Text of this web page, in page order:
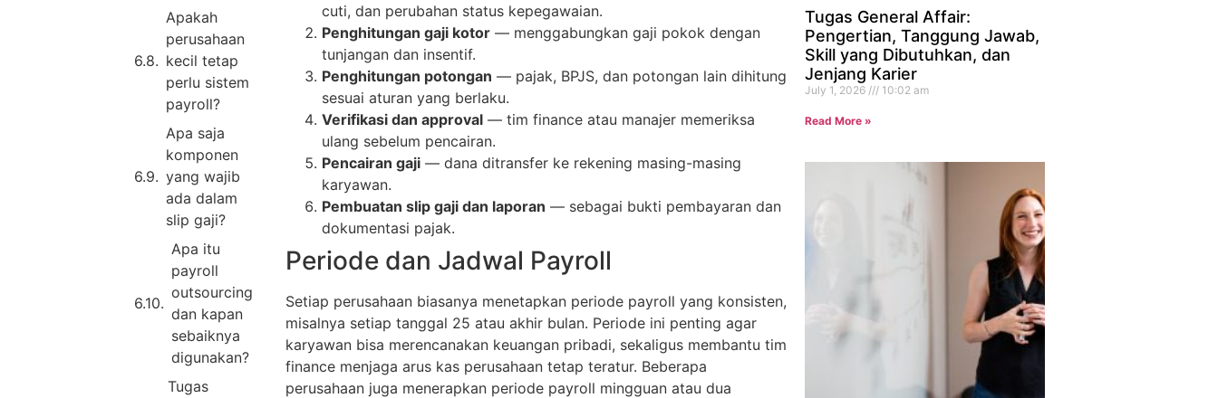
Apakah
perusahaan
kecil tetap
perlu sistem
payroll?
Apa saja
komponen
yang wajib
ada dalam
slip gaji?
Apa itu
payroll
outsourcing
dan kapan
sebaiknya
digunakan?
Tugas
cuti, dan perubahan status kepegawaian.
Penghitungan gaji kotor— menggabungkan gaji pokok dengan
tunjangan dan insentif.
Penghitungan potongan — pajak, BPJS, dan potongan lain dihitung
sesuai aturan yang berlaku.
Verifikasi dan approval— tim finance atau manajer memeriksa
ulang sebelum pencairan.
Pencairan gaji— dana ditransfer ke rekening masing-masing
karyawan.
Pembuatan slip gaji dan laporan — sebagai bukti pembayaran dan
dokumentasi pajak.
Periode dan Jadwal Payroll
Setiap perusahaan biasanya menetapkan periode payroll yang konsisten,
misalnya setiap tanggal 25 atau akhir bulan. Periode ini penting agar
karyawan bisa merencanakan keuangan pribadi, sekaligus membantu tim
finance menjaga arus kas perusahaan tetap teratur. Beberapa
perusahaan juga menerapkan periode payroll mingguan atau dua
Tugas General Affair:
Pengertian, Tanggung Jawab,
Skill yang Dibutuhkan, dan
Jenjang Karier
July 1, 2026 10:02 am
Read More »